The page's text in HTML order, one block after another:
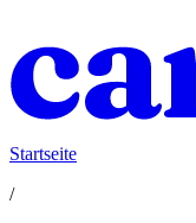
Startseite
/